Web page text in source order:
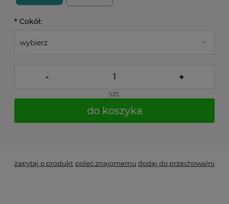
* Cokół:
- +
szt.
do koszyka
zapytaj o produkt poleć znajomemu dodaj do przechowalni